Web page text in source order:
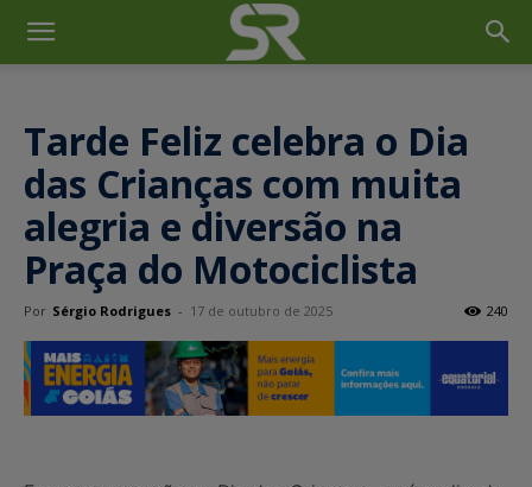
Tarde Feliz celebra o Dia
das Crianças com muita
alegria e diversão na
Praça do Motociclista
Por Sérgio Rodrigues - 17 de outubro de 2025 240